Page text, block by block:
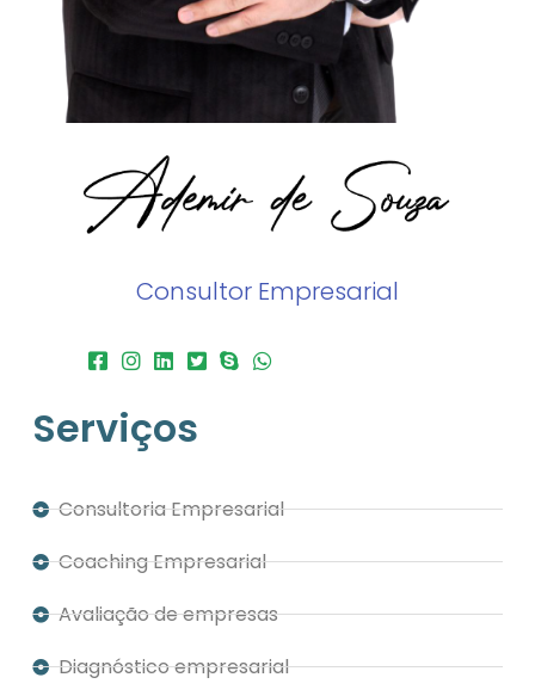
Consultor Empresarial
Serviços
Consultoria Empresarial
Coaching Empresarial
Avaliação de empresas
Diagnóstico empresarial